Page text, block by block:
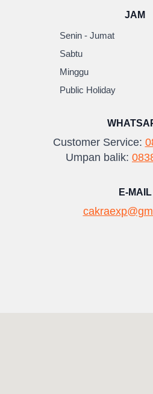
JAM
Senin - Jumat
Sabtu
Minggu
Public Holiday
Customer Service:
Umpan balik:
E-MAIL